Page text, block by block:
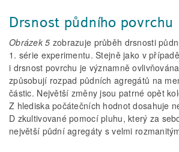
Drsnost půdního povrchu
Obrázek 5 zobrazuje průběh drsnosti
1. série experimentu. Stejně jako v
i drsnost povrchu je významně
způsobují rozpad půdních agregátů na
částic. Největší změny jsou patrné opět
Z hlediska počátečních hodnot dosahuje
D zkultivované pomocí pluhu, který za
největší půdní agregáty s velmi